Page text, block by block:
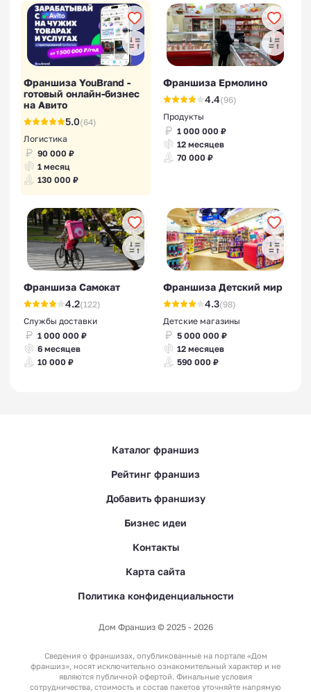
Франшиза YouBrand -
готовый онлайн-бизнес
на Авито
5.0(64)
Логистика
90 000 ₽
1 месяц
130 000 ₽
Франшиза Ермолино
4.4(96)
Продукты
1 000 000 ₽
12 месяцев
70 000 ₽
Франшиза Самокат
4.2(122)
Службы доставки
1 000 000 ₽
6 месяцев
10 000 ₽
Франшиза Детский мир
4.3(98)
Детские магазины
5 000 000 ₽
12 месяцев
590 000 ₽
Каталог франшиз
Рейтинг франшиз
Добавить франшизу
Бизнес идеи
Контакты
Карта сайта
Политика конфиденциальности
Дом Франшиз © 2025 - 2026